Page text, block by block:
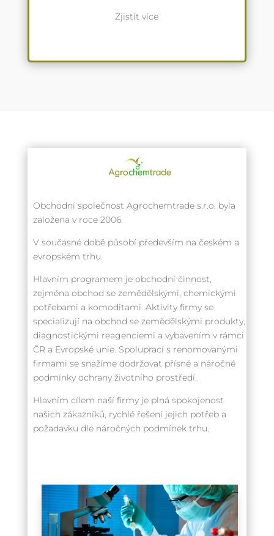
Zjistit více
Obchodní společnost Agrochemtrade s.r.o. byla
založena v roce 2006.
V současné době působí především na českém a
evropském trhu.
Hlavním programem je obchodní činnost,
zejména obchod se zemědělskými, chemickými
potřebami a komoditami. Aktivity firmy se
specializují na obchod se zemědělskými produkty,
diagnostickými reagenciemi a vybavením v rámci
ČR a Evropské unie. Spoluprací s renomovanými
firmami se snažíme dodržovat přísné a náročné
podmínky ochrany životního prostředí.
Hlavním cílem naší firmy je plná spokojenost
našich zákazníků, rychlé řešení jejich potřeb a
požadavku dle náročných podmínek trhu.